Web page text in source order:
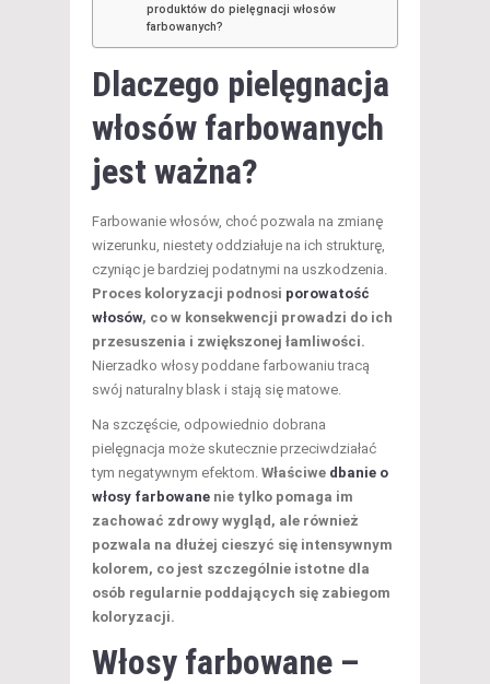
produktów do pielęgnacji włosów
farbowanych?
Dlaczego pielęgnacja
włosów farbowanych
jest ważna?
Farbowanie włosów, choć pozwala na zmianę
wizerunku, niestety oddziałuje na ich strukturę,
czyniąc je bardziej podatnymi na uszkodzenia.
Proces koloryzacji podnosi porowatość
włosów, co w konsekwencji prowadzi do ich
przesuszenia i zwiększonej łamliwości.
Nierzadko włosy poddane farbowaniu tracą
swój naturalny blask i stają się matowe.
Na szczęście, odpowiednio dobrana
pielęgnacja może skutecznie przeciwdziałać
tym negatywnym efektom. Właściwe dbanie o
włosy farbowane nie tylko pomaga im
zachować zdrowy wygląd, ale również
pozwala na dłużej cieszyć się intensywnym
kolorem, co jest szczególnie istotne dla
osób regularnie poddających się zabiegom
koloryzacji.
Włosy farbowane –